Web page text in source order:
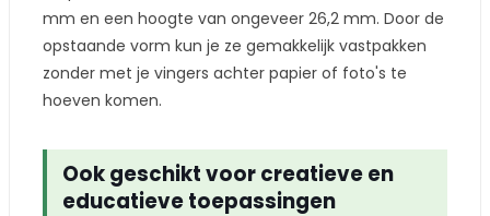
mm en een hoogte van ongeveer 26,2 mm. Door de
opstaande vorm kun je ze gemakkelijk vastpakken
zonder met je vingers achter papier of foto's te
hoeven komen.
Ook geschikt voor creatieve en
educatieve toepassingen